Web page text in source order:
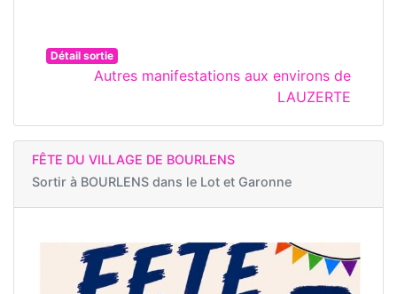
Détail sortie
Autres manifestations aux environs de
LAUZERTE
FÊTE DU VILLAGE DE BOURLENS
Sortir à BOURLENS dans le Lot et Garonne